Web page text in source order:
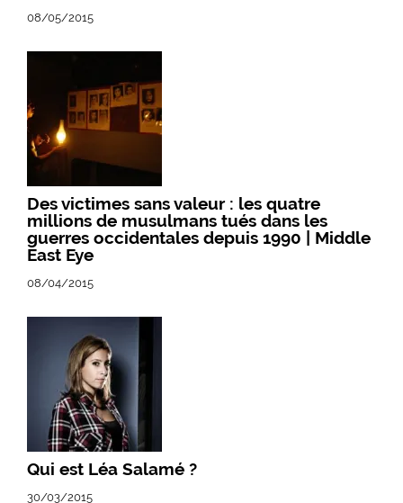
08/05/2015
Des victimes sans valeur : les quatre
millions de musulmans tués dans les
guerres occidentales depuis 1990 | Middle
East Eye
08/04/2015
Qui est Léa Salamé ?
30/03/2015